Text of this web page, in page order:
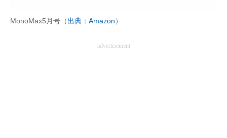
MonoMax5月号（出典：Amazon）
advertisement